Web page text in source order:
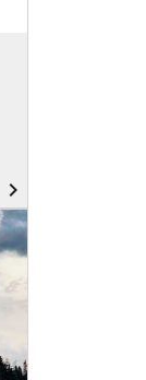
navigate_next